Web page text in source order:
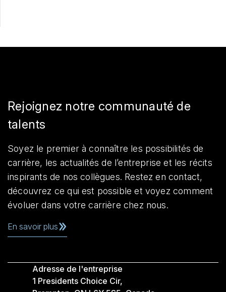
Rejoignez notre communauté de
talents
Soyez le premier à connaître les possibilités de
carrière, les actualités de l’entreprise et les récits
inspirants de nos collègues. Restez en contact,
découvrez ce qui est possible et voyez comment
évoluer dans votre carrière chez nous.
En savoir plus
Adresse de l'entreprise
1 Presidents Choice Cir,